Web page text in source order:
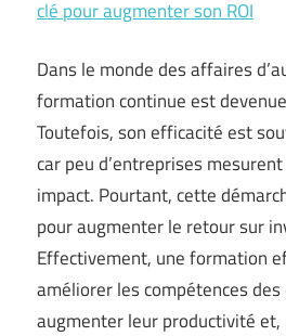
clé pour augmenter son ROI
Dans le monde des affaires
formation continue est
Toutefois, son efficacité est
car peu d’entreprises
impact. Pourtant, cette
pour augmenter le retour sur
Effectivement, une formation
améliorer les compétences des
augmenter leur productivité et,